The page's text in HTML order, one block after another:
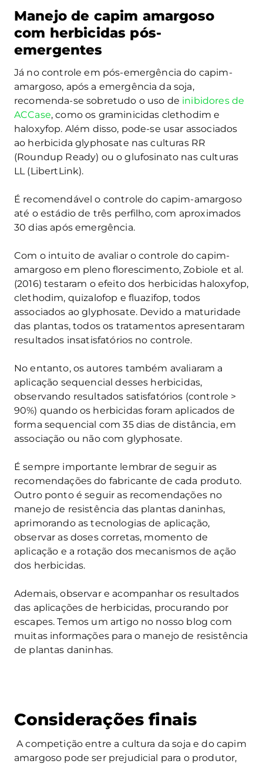
Manejo de capim amargoso
com herbicidas pós-
emergentes
Já no controle em pós-emergência do capim-
amargoso, após a emergência da soja,
recomenda-se sobretudo o uso de inibidores de
ACCase, como os graminicidas clethodim e
haloxyfop. Além disso, pode-se usar associados
ao herbicida glyphosate nas culturas RR
(Roundup Ready) ou o glufosinato nas culturas
LL (LibertLink).
É recomendável o controle do capim-amargoso
até o estádio de três perfilho, com aproximados
30 dias após emergência.
Com o intuito de avaliar o controle do capim-
amargoso em pleno florescimento, Zobiole et al.
(2016) testaram o efeito dos herbicidas haloxyfop,
clethodim, quizalofop e fluazifop, todos
associados ao glyphosate. Devido a maturidade
das plantas, todos os tratamentos apresentaram
resultados insatisfatórios no controle.
No entanto, os autores também avaliaram a
aplicação sequencial desses herbicidas,
observando resultados satisfatórios (controle >
90%) quando os herbicidas foram aplicados de
forma sequencial com 35 dias de distância, em
associação ou não com glyphosate.
É sempre importante lembrar de seguir as
recomendações do fabricante de cada produto.
Outro ponto é seguir as recomendações no
manejo de resistência das plantas daninhas,
aprimorando as tecnologias de aplicação,
observar as doses corretas, momento de
aplicação e a rotação dos mecanismos de ação
dos herbicidas.
Ademais, observar e acompanhar os resultados
das aplicações de herbicidas, procurando por
escapes. Temos um artigo no nosso blog com
muitas informações para o manejo de resistência
de plantas daninhas.
Considerações finais
A competição entre a cultura da soja e do capim
amargoso pode ser prejudicial para o produtor,